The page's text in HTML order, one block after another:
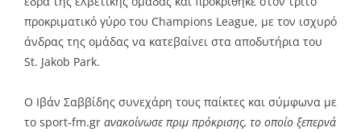
προκριματικό γύρο του Champions League, με τον ισχυρό
άνδρας της ομάδας να κατεβαίνει στα αποδυτήρια του
St. Jakob Park.
Ο Ιβάν Σαββίδης συνεχάρη τους παίκτες και σύμφωνα με
το sport-fm.gr ανακοίνωσε πριμ πρόκρισης, το οποίο ξεπερνά